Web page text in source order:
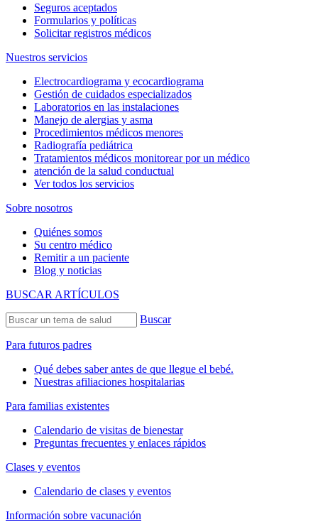
Seguros aceptados
Formularios y políticas
Solicitar registros médicos
Nuestros servicios
Electrocardiograma y ecocardiograma
Gestión de cuidados especializados
Laboratorios en las instalaciones
Manejo de alergias y asma
Procedimientos médicos menores
Radiografía pediátrica
Tratamientos médicos monitorear por un médico
atención de la salud conductual
Ver todos los servicios
Sobre nosotros
Quiénes somos
Su centro médico
Remitir a un paciente
Blog y noticias
BUSCAR ARTÍCULOS
Buscar
Para futuros padres
Qué debes saber antes de que llegue el bebé.
Nuestras afiliaciones hospitalarias
Para familias existentes
Calendario de visitas de bienestar
Preguntas frecuentes y enlaces rápidos
Clases y eventos
Calendario de clases y eventos
Información sobre vacunación